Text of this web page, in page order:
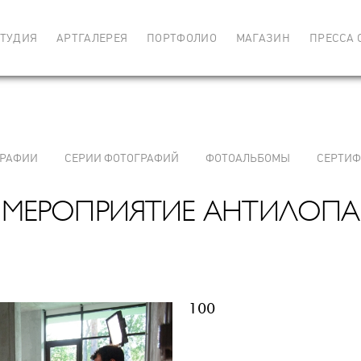
АРТГАЛЕРЕЯ ПОРТФОЛИО МАГАЗИН ПРЕССА
СЕРИИ ФОТОГРАФИЙ ФОТОАЛЬБОМЫ
МЕРОПРИЯТИЕ АНТИЛОПА
100